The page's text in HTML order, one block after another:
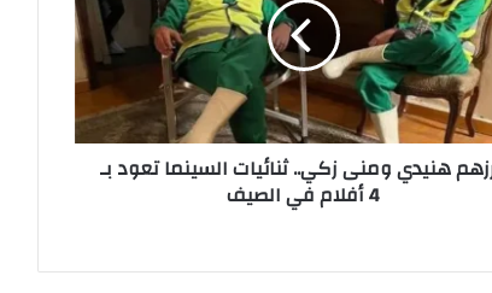
هنيدي ومنى زكي.. ثنائيات السينما تعود بـ
4 أفلام في الصيف